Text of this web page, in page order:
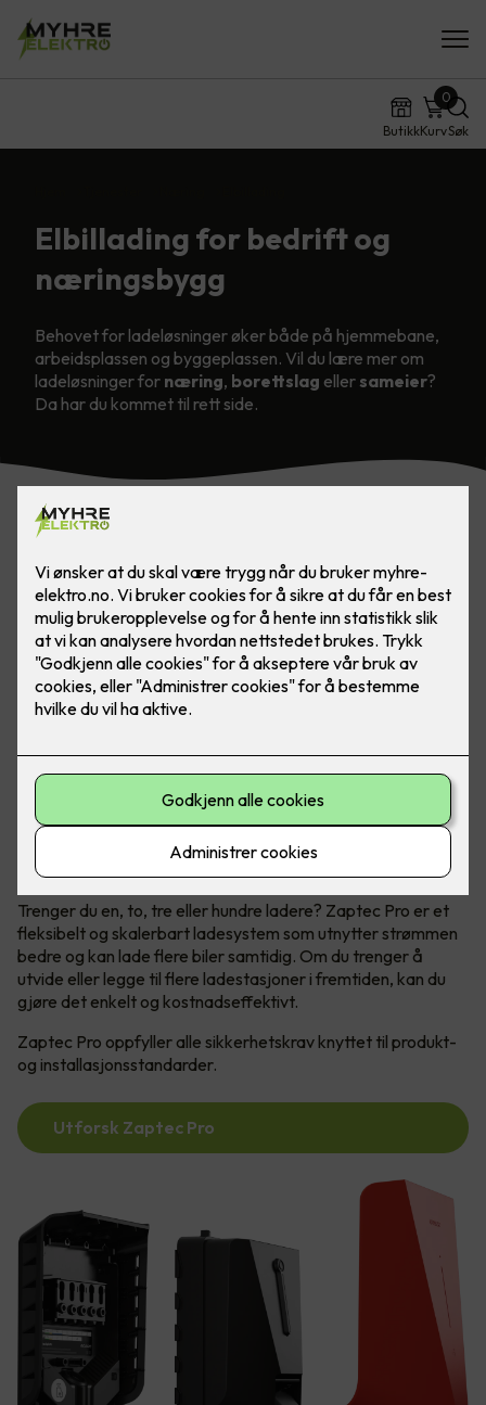
ButikkKurv
0
Søk
Elbillading for bedrift og
næringsbygg
Behovet for ladeløsninger øker både på hjemmebane,
arbeidsplassen og byggeplassen. Vil du lære mer om
ladeløsninger for næring, borettslag eller sameier?
Da har du kommet til rett side.
Når du trenger flere ladestasjoner
Zaptec Pro
Trenger du en, to, tre eller hundre ladere? Zaptec Pro er et
fleksibelt og skalerbart ladesystem som utnytter strømmen
bedre og kan lade flere biler samtidig. Om du trenger å
utvide eller legge til flere ladestasjoner i fremtiden, kan du
gjøre det enkelt og kostnadseffektivt.
Zaptec Pro oppfyller alle sikkerhetskrav knyttet til produkt-
og installasjonsstandarder.
Utforsk Zaptec Pro